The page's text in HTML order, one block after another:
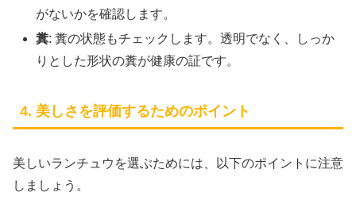
がないかを確認します。
糞: 糞の状態もチェックします。透明でなく、しっか
りとした形状の糞が健康の証です。
4. 美しさを評価するためのポイント
美しいランチュウを選ぶためには、以下のポイントに注意
しましょう。